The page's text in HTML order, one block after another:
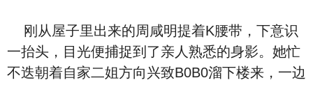
刚从屋子里出来的周咸明提着K腰带，下意识
一抬头，目光便捕捉到了亲人熟悉的身影。她忙
不迭朝着自家二姐方向兴致B0B0溜下楼来，一边